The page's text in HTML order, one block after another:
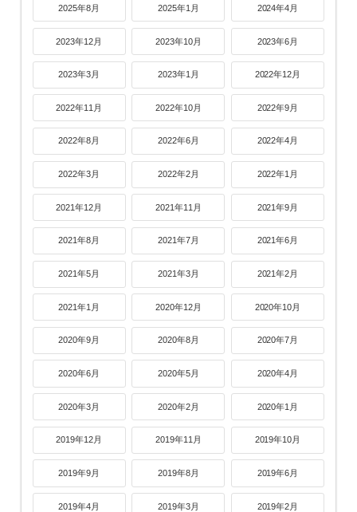
2025年8月 2025年1月 2024年4月
2023年12月 2023年10月 2023年6月
2023年3月 2023年1月 2022年12月
2022年11月 2022年10月 2022年9月
2022年8月 2022年6月 2022年4月
2022年3月 2022年2月 2022年1月
2021年12月 2021年11月 2021年9月
2021年8月 2021年7月 2021年6月
2021年5月 2021年3月 2021年2月
2021年1月 2020年12月 2020年10月
2020年9月 2020年8月 2020年7月
2020年6月 2020年5月 2020年4月
2020年3月 2020年2月 2020年1月
2019年12月 2019年11月 2019年10月
2019年9月 2019年8月 2019年6月
2019年4月 2019年3月 2019年2月